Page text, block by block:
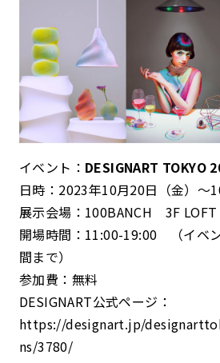
イベント： DESIGNART TOKYO
日時：2023年10月20日（金）〜
展示会場：100BANCH 3F LOFT
開場時間：11:00-19:00 （イベ
間まで）
参加費：無料
DESIGNART公式ページ：
https://designart.jp/
ns/3780/